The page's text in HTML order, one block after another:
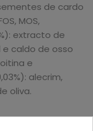
de cardo
MOS,
extracto de
e caldo de osso
e
alecrim,
oliva.